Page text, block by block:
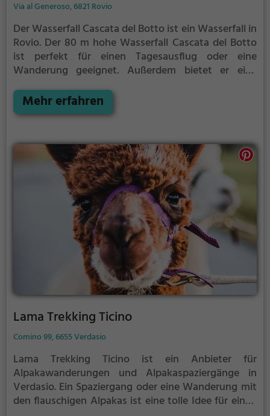
Via al Generoso, 6821 Rovio
Der Wasserfall Cascata del Botto ist ein Wasserfall in
Rovio. Der 80 m hohe Wasserfall Cascata del Botto
ist perfekt für einen Tagesausflug oder eine
Wanderung geeignet. Außerdem bietet er eine
Mehr erfahren
Lama Trekking Ticino
Comino 99, 6655 Verdasio
Lama Trekking Ticino ist ein Anbieter für
Alpakawanderungen und Alpakaspaziergänge in
Verdasio. Ein Spaziergang oder eine Wanderung mit
den flauschigen Alpakas ist eine tolle Idee für einen